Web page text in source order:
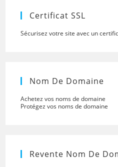
Certificat SSL
Sécurisez votre site avec un
Nom De Domaine
Achetez vos noms de domaine
Protégez vos noms de domaine
Revente Nom De